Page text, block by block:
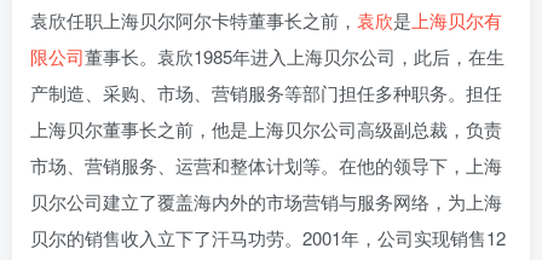
袁欣任职上海贝尔阿尔卡特董事长之前， 袁欣是 上海贝尔有
限公司董事长。袁欣1985年进入上海贝尔公司，此后，在生
产制造、采购、市场、营销服务等部门担任多种职务。担任
上海贝尔董事长之前，他是上海贝尔公司高级副总裁，负责
市场、营销服务、运营和整体计划等。在他的领导下，上海
贝尔公司建立了覆盖海内外的市场营销与服务网络，为上海
贝尔的销售收入立下了汗马功劳。2001年，公司实现销售12